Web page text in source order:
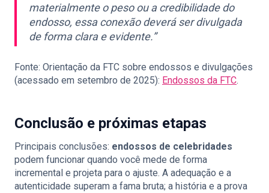
materialmente o peso ou a credibilidade do
endosso, essa conexão deverá ser divulgada
de forma clara e evidente.”
Fonte: Orientação da FTC sobre endossos e divulgações
(acessado em setembro de 2025): Endossos da FTC.
Conclusão e próximas etapas
Principais conclusões: endossos de celebridades
podem funcionar quando você mede de forma
incremental e projeta para o ajuste. A adequação e a
autenticidade superam a fama bruta; a história e a prova